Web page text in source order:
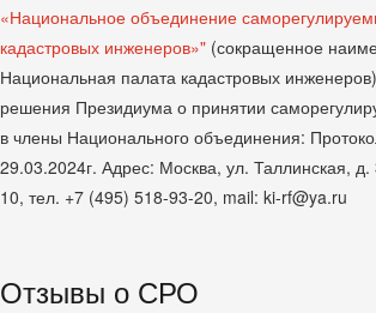
«Национальное объединение
кадастровых инженеров»" (сокращенное
Национальная палата кадастровых
решения Президиума о принятии
в члены Национального объединения:
29.03.2024г. Адрес: Москва, ул. Таллинская,
10, тел. +7 (495) 518-93-20, mail: ki-rf@ya.ru
Отзывы о СРО